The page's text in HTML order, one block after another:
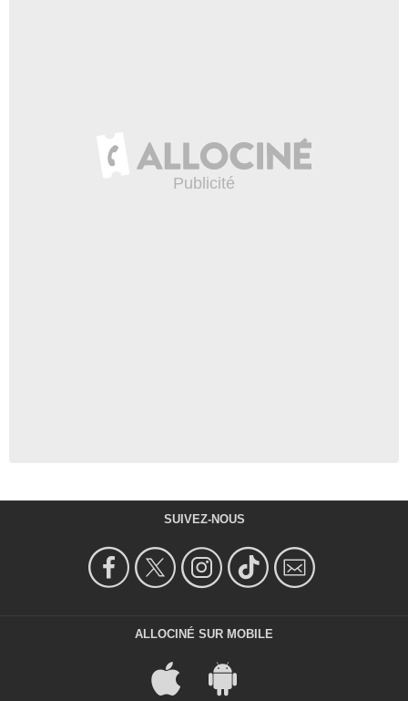
SUIVEZ-NOUS
ALLOCINÉ SUR MOBILE